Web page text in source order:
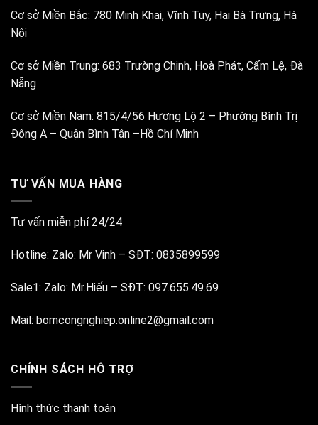
Cơ sở Miền Bắc: 780 Minh Khai, Vĩnh Tuy, Hai Bà Trưng, Hà
Nội
Cơ sở Miền Trung: 683 Trường Chinh, Hoà Phát, Cẩm Lệ, Đà
Nẵng
Cơ sở Miền Nam: 815/4/56 Hương Lộ 2 – Phường Bình Trị
Đông A – Quận Bình Tân –Hồ Chí Minh
TƯ VẤN MUA HÀNG
Tư vấn miễn phí 24/24
Hotline: Zalo: Mr Vinh – SĐT: 0835899599
Sale1: Zalo: Mr.Hiếu – SĐT: 097.655.49.69
Mail: bomcongnghiep.online2@gmail.com
CHÍNH SÁCH HỖ TRỢ
Hình thức thanh toán